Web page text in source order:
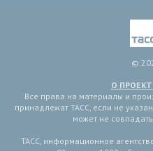
©
О
Все права на материалы и
принадлежат ТАСС, если не
может не
ТАСС, информационное